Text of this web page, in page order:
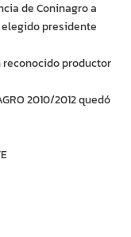
de Coninagro a
presidente
reconocido productor
2010/2012 quedó